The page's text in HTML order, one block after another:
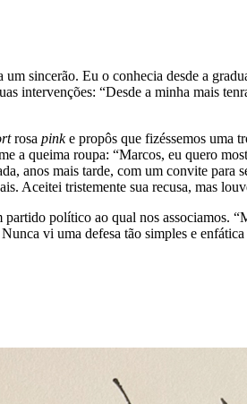
sincerão. Eu o conhecia desde a
intervenções: “Desde a minha mais
rosapinke propôs que fizéssemos uma
a queima roupa: “Marcos, eu quero
anos mais tarde, com um convite
Aceitei tristemente sua recusa, mas
político ao qual nos associamos.
vi uma defesa tão simples e